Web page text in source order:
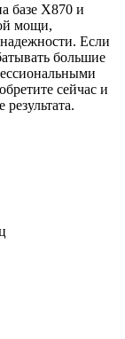
базе X870 и
мощи,
Если
большие
сейчас и